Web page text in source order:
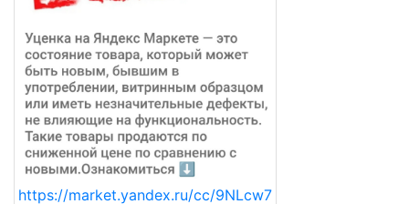
https://market.yandex.ru/cc/9NLcw7